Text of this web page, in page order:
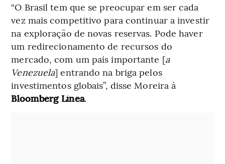
“O Brasil tem que se preocupar em ser cada
vez mais competitivo para continuar a investir
na exploração de novas reservas. Pode haver
um redirecionamento de recursos do
mercado, com um país importante [a
Venezuela] entrando na briga pelos
investimentos globais”, disse Moreira à
Bloomberg Línea.